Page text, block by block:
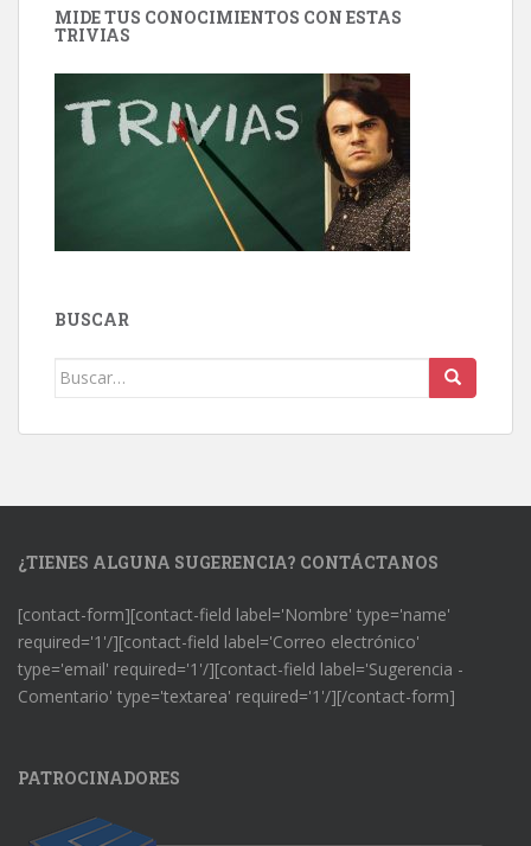
MIDE TUS CONOCIMIENTOS CON ESTAS
TRIVIAS
BUSCAR
Buscar:
¿TIENES ALGUNA SUGERENCIA? CONTÁCTANOS
[contact-form][contact-field label='Nombre' type='name'
required='1'/][contact-field label='Correo electrónico'
type='email' required='1'/][contact-field label='Sugerencia -
Comentario' type='textarea' required='1'/][/contact-form]
PATROCINADORES